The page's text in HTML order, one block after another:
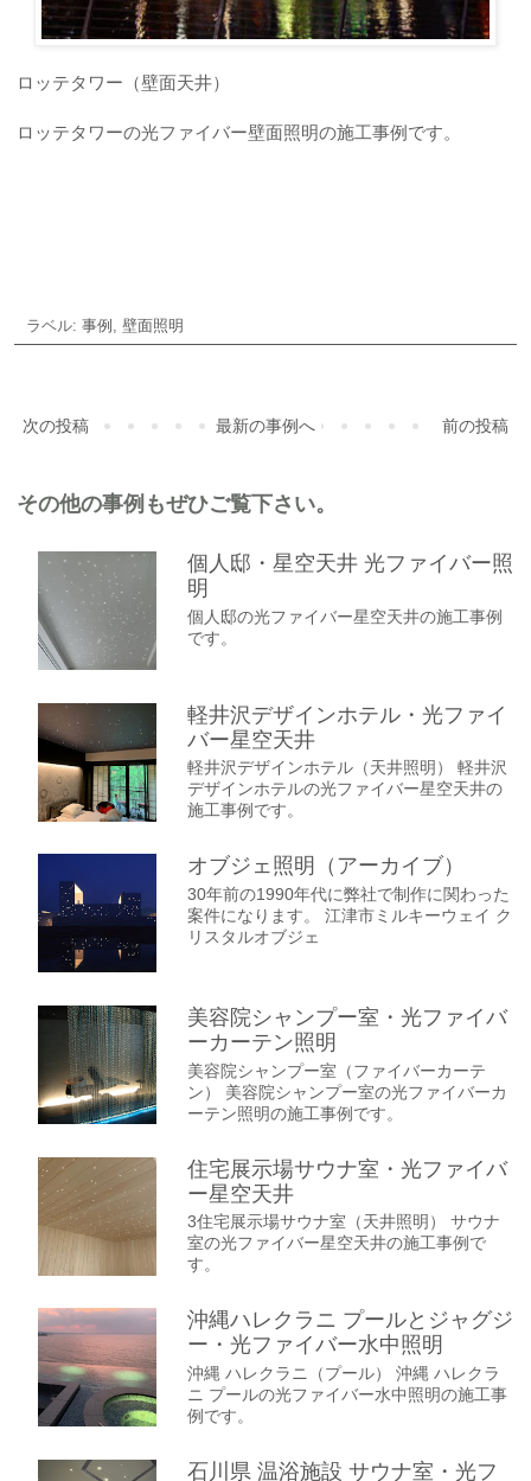
ロッテタワー（壁面天井）
ロッテタワーの光ファイバー壁面照明の施工事例です。
ラベル: 事例 , 壁面照明
次の投稿 前の投稿
最新の事例へ
その他の事例もぜひご覧下さい。
個人邸・星空天井 光ファイバー照
明
個人邸の光ファイバー星空天井の施工事例
です。
軽井沢デザインホテル・光ファイ
バー星空天井
軽井沢デザインホテル（天井照明） 軽井沢
デザインホテルの光ファイバー星空天井の
施工事例です。
オブジェ照明（アーカイブ）
30年前の1990年代に弊社で制作に関わった
案件になります。 江津市ミルキーウェイ ク
リスタルオブジェ
美容院シャンプー室・光ファイバ
ーカーテン照明
美容院シャンプー室（ファイバーカーテ
ン） 美容院シャンプー室の光ファイバーカ
ーテン照明の施工事例です。
住宅展示場サウナ室・光ファイバ
ー星空天井
3住宅展示場サウナ室（天井照明） サウナ
室の光ファイバー星空天井の施工事例で
す。
沖縄ハレクラニ プールとジャグジ
ー・光ファイバー水中照明
沖縄 ハレクラニ（プール） 沖縄 ハレクラ
ニ プールの光ファイバー水中照明の施工事
例です。
石川県 温浴施設 サウナ室・光フ